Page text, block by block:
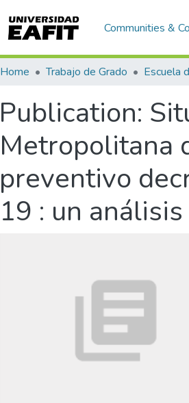
Communities &
Home Trabajo de Grado
Publication:
Metropolitana
preventivo
19 : un